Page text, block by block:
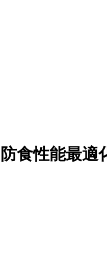
食性能最適